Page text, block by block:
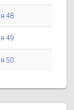
48
49
50